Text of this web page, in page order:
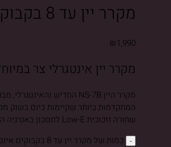
מקרר יין עד 8 בקבוקים אינטגרלי – דגם NS-7B
₪1,990
מקרר יין אינטגרלי צר
שחורה וזכוכית Low-E לחסכון באנרגיה המסננת קרני UV ועוד.
כמות של מקרר יין עד 8 בקבוקים אינטגרלי – דגם NS-7B